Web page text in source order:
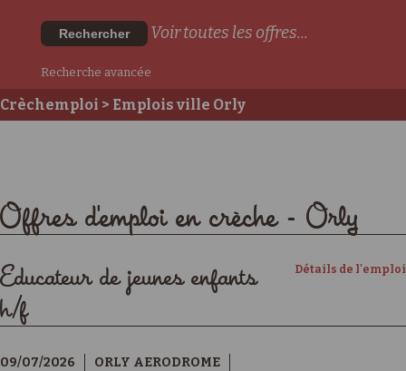
Rechercher Voir toutes les offres...
Recherche avancée
Crèchemploi > Emplois ville Orly
Offres d'emploi en crèche - Orly
Détails de l'emploi
Educateur de jeunes enfants
h/f
09/07/2026
ORLY AERODROME